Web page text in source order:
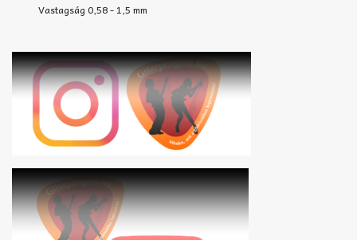
Vastagság 0,58 - 1,5 mm